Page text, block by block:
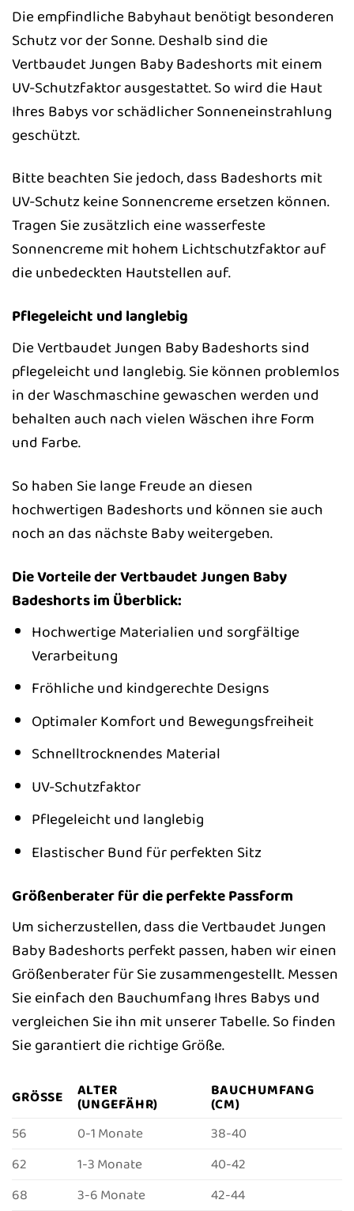
Die empfindliche Babyhaut benötigt besonderen
Schutz vor der Sonne. Deshalb sind die
Vertbaudet Jungen Baby Badeshorts mit einem
UV-Schutzfaktor ausgestattet. So wird die Haut
Ihres Babys vor schädlicher Sonneneinstrahlung
geschützt.
Bitte beachten Sie jedoch, dass Badeshorts mit
UV-Schutz keine Sonnencreme ersetzen können.
Tragen Sie zusätzlich eine wasserfeste
Sonnencreme mit hohem Lichtschutzfaktor auf
die unbedeckten Hautstellen auf.
Pflegeleicht und langlebig
Die Vertbaudet Jungen Baby Badeshorts sind
pflegeleicht und langlebig. Sie können problemlos
in der Waschmaschine gewaschen werden und
behalten auch nach vielen Wäschen ihre Form
und Farbe.
So haben Sie lange Freude an diesen
hochwertigen Badeshorts und können sie auch
noch an das nächste Baby weitergeben.
Die Vorteile der Vertbaudet Jungen Baby
Badeshorts im Überblick:
Hochwertige Materialien und sorgfältige
Verarbeitung
Fröhliche und kindgerechte Designs
Optimaler Komfort und Bewegungsfreiheit
Schnelltrocknendes Material
UV-Schutzfaktor
Pflegeleicht und langlebig
Elastischer Bund für perfekten Sitz
Größenberater für die perfekte Passform
Um sicherzustellen, dass die Vertbaudet Jungen
Baby Badeshorts perfekt passen, haben wir einen
Größenberater für Sie zusammengestellt. Messen
Sie einfach den Bauchumfang Ihres Babys und
vergleichen Sie ihn mit unserer Tabelle. So finden
Sie garantiert die richtige Größe.
GRÖSSE ALTER
(UNGEFÄHR)
BAUCHUMFANG
(CM)
56
0-1 Monate
38-40
62
1-3 Monate
40-42
68
3-6 Monate
42-44